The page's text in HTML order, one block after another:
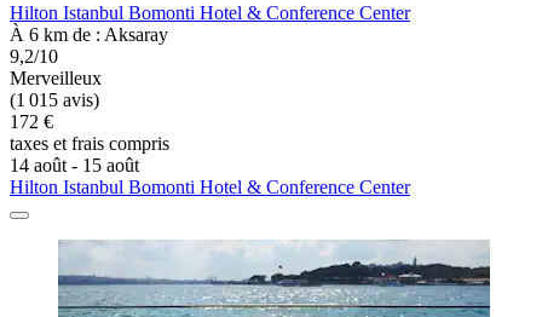
Hilton Istanbul Bomonti Hotel & Conference Center
À 6 km de : Aksaray
9,2/10
Merveilleux
(1 015 avis)
172 €
taxes et frais compris
14 août - 15 août
Hilton Istanbul Bomonti Hotel & Conference Center